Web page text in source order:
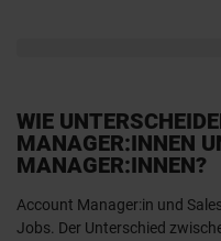
WIE
MANAGER:INNEN
MANAGER:INNEN?
Account Manager:in und
Jobs. Der Unterschied